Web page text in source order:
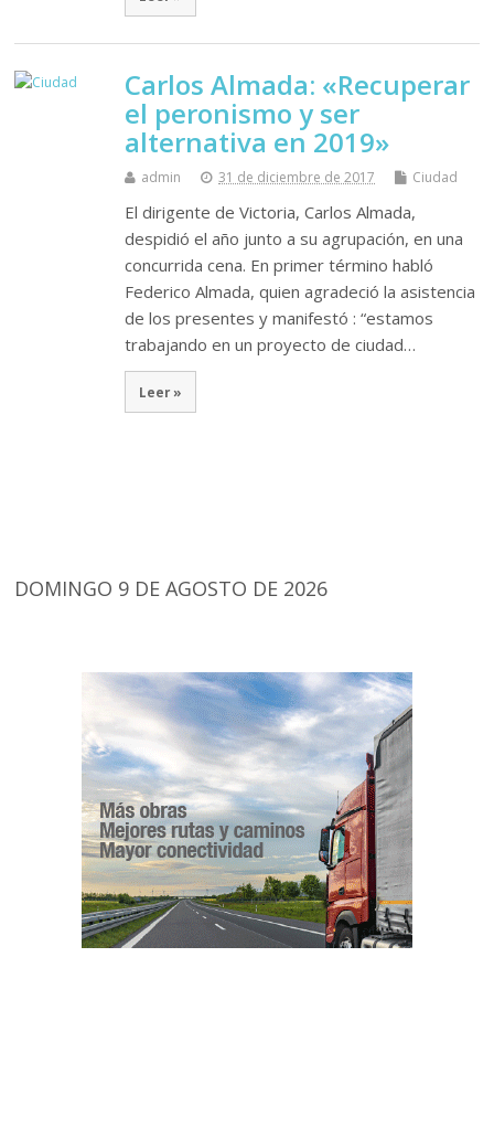
Carlos Almada: «Recuperar
el peronismo y ser
alternativa en 2019»
admin 31 de diciembre de 2017 Ciudad
El dirigente de Victoria, Carlos Almada,
despidió el año junto a su agrupación, en una
concurrida cena. En primer término habló
Federico Almada, quien agradeció la asistencia
de los presentes y manifestó : “estamos
trabajando en un proyecto de ciudad…
Leer »
DOMINGO 9 DE AGOSTO DE 2026